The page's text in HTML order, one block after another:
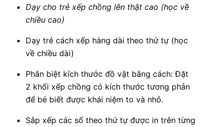
Dạy cho trẻ xếp chồng lên thật cao (học về
chiều cao)
Dạy trẻ cách xếp hàng dài theo thứ tự (học
về chiều dài)
Phân biệt kích thước đồ vật bằng cách: Đặt
2 khối xếp chồng có kích thước tương phản
để bé biết được khái niệm to và nhỏ.
Sắp xếp các số theo thứ tự được in trên từng